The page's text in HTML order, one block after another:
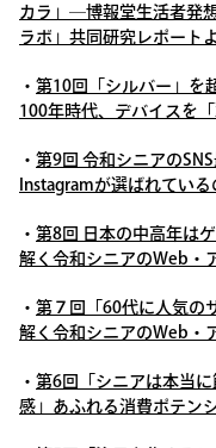
カラ」―博報堂生活者発
ラボ」共同研究レポート
・ 第10回「シルバー」を
100年時代、デバイスを
・ 第9回 令和シニアの
Instagramが選ばれている
・ 第8回 日本の中高年は
解く令和シニアのWeb・
・ 第７回「60代に人気の
解く令和シニアのWeb・
・ 第6回「シニアは本当
感」あふれる消費ポテン